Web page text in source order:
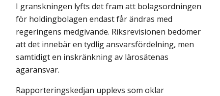
I granskningen lyfts det fram att bolagsordningen
för holdingbolagen endast får ändras med
regeringens medgivande. Riksrevisionen bedömer
att det innebär en tydlig ansvarsfördelning, men
samtidigt en inskränkning av lärosätenas
ägaransvar.
Rapporteringskedjan upplevs som oklar